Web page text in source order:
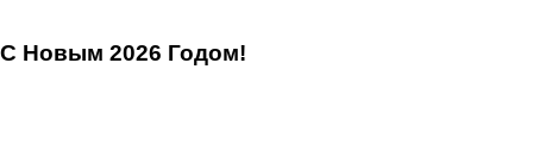
С Новым 2026 Годом!